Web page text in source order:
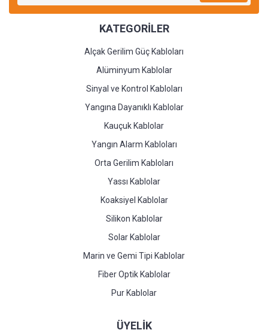
KATEGORİLER
Alçak Gerilim Güç Kabloları
Alüminyum Kablolar
Sinyal ve Kontrol Kabloları
Yangına Dayanıklı Kablolar
Kauçuk Kablolar
Yangın Alarm Kabloları
Orta Gerilim Kabloları
Yassı Kablolar
Koaksiyel Kablolar
Silikon Kablolar
Solar Kablolar
Marin ve Gemi Tipi Kablolar
Fiber Optik Kablolar
Pur Kablolar
ÜYELİK